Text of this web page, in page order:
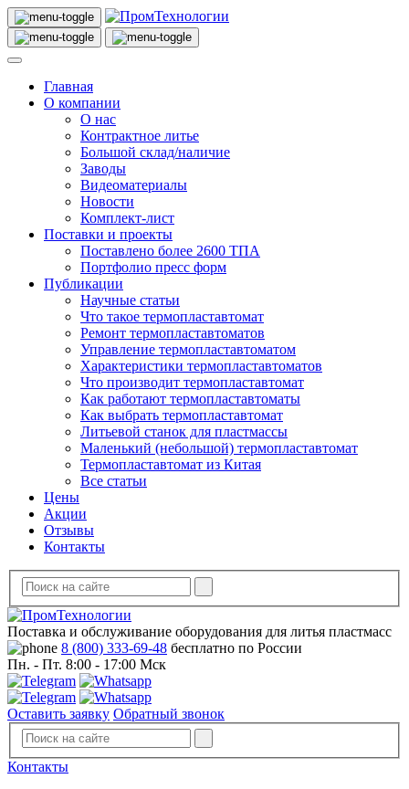
Главная
О компании
О нас
Контрактное литье
Большой склад/наличие
Заводы
Видеоматериалы
Новости
Комплект-лист
Поставки и проекты
Поставлено более 2600 ТПА
Портфолио пресс форм
Публикации
Научные статьи
Что такое термопластавтомат
Ремонт термопластавтоматов
Управление термопластавтоматом
Характеристики термопластавтоматов
Что производит термопластавтомат
Как работают термопластавтоматы
Как выбрать термопластавтомат
Литьевой станок для пластмассы
Маленький (небольшой) термопластавтомат
Термопластавтомат из Китая
Все статьи
Цены
Акции
Отзывы
Контакты
Поставка и обслуживание оборудования для литья пластмасс
8 (800) 333-69-48 бесплатно по России
Пн. - Пт. 8:00 - 17:00 Мск
Оставить заявку Обратный звонок
Контакты